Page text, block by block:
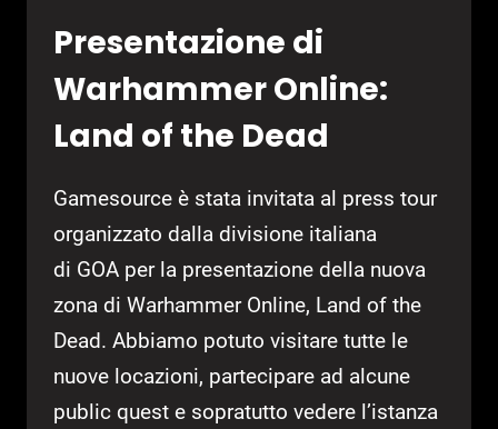
Presentazione di
Warhammer Online:
Land of the Dead
Gamesource è stata invitata al press tour
organizzato dalla divisione italiana
di GOA per la presentazione della nuova
zona di Warhammer Online, Land of the
Dead. Abbiamo potuto visitare tutte le
nuove locazioni, partecipare ad alcune
public quest e sopratutto vedere l’istanza